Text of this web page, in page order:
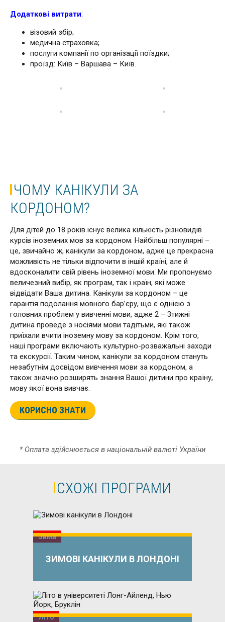
Додаткові витрати:
візовий збір;
медична страховка;
послуги компанії по організації поїздки;
проїзд: Київ – Варшава – Київ.
ЧОМУ КАНІКУЛИ ЗА
КОРДОНОМ?
Для дітей до 18 років існує велика кількість різновидів
курсів іноземних мов за кордоном. Найбільш популярні –
це, звичайно ж, канікули за кордоном, адже це прекрасна
можливість не тільки відпочити в іншій країні, але й
вдосконалити свій рівень іноземної мови. Ми пропонуємо
величезний вибір, як програм, так і країн, які може
відвідати Ваша дитина. Канікули за кордоном – це
гарантія подолання мовного бар’єру, що є однією з
головних проблем у вивченні мови, адже 2 – 3тижні
дитина проведе з носіями мови тадітьми, які також
приїхали вчити іноземну мову за кордоном. Крім того,
наші програми включають культурно-розважальні заходи
та екскурсії. Таким чином, канікули за кордоном стануть
незабутнім досвідом вивчення мови за кордоном, а
також значно розширять знання Вашої дитини про країну,
мову якої вона вивчає.
КОРИСНО ЗНАТИ
* Оплата здійснюється в національній валюті України
СХОЖІ ПРОГРАМИ
Зима
ЗИМОВІ КАНІКУЛИ В ЛОНДОНІ
Літо